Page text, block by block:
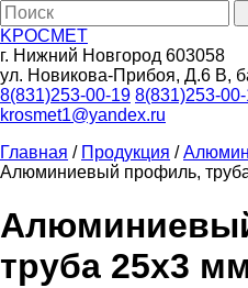
KРОСМЕТ
г. Нижний Новгород 603058
ул. Новикова-Прибоя, Д.6 В,
8(831)253-00-19 8(831)253-
krosmet1@yandex.ru
Главная / Продукция /
Алюминиевый профиль,
труба 25х3